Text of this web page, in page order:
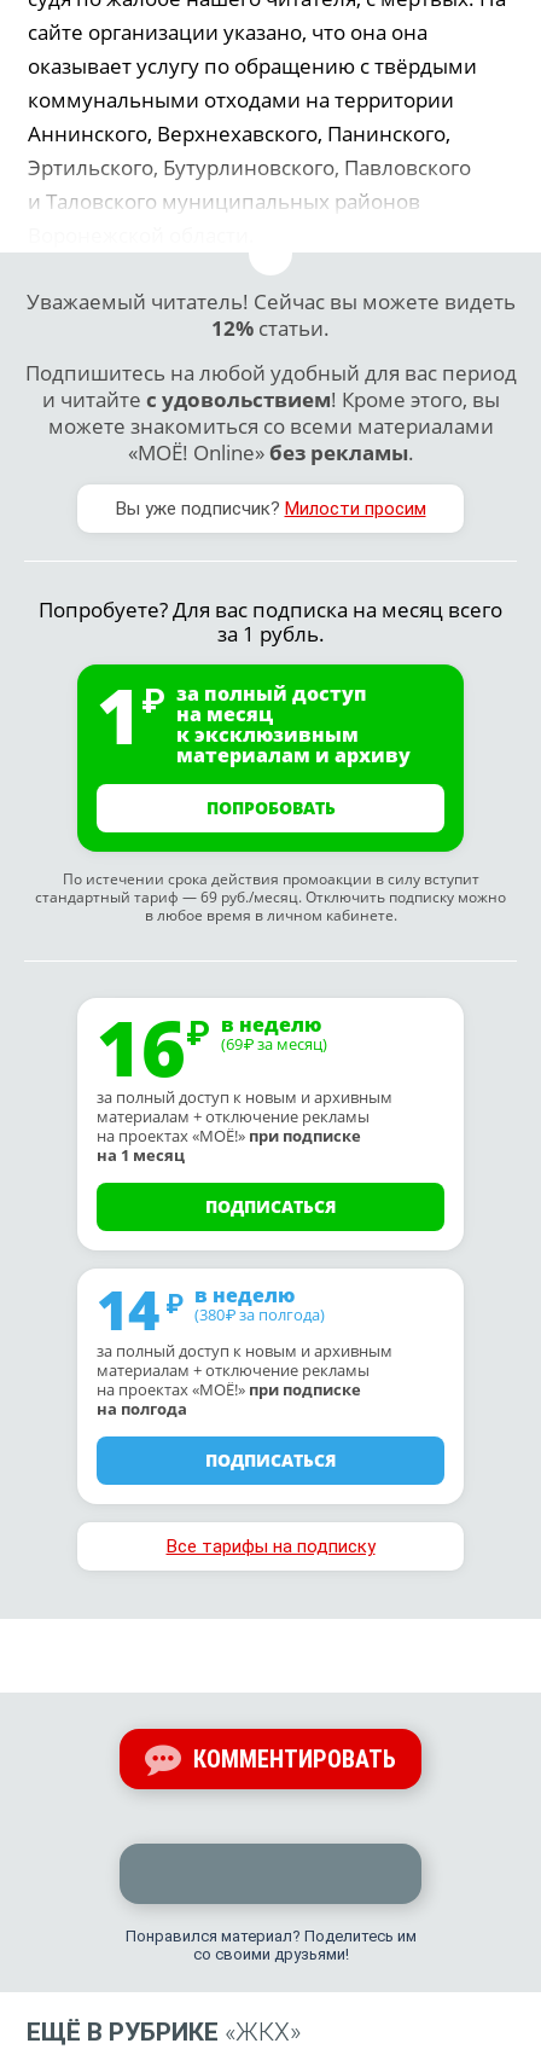
сайте организации указано, что она она
оказывает услугу по обращению с твёрдыми
коммунальными отходами на территории
Аннинского, Верхнехавского, Панинского,
Эртильского, Бутурлиновского, Павловского
и Таловского муниципальных районов
Уважаемый читатель! Сейчас вы можете видеть
12% статьи.
Подпишитесь на любой удобный для вас период
и читайте с удовольствием! Кроме этого, вы
можете знакомиться со всеми материалами
«МОЁ! Online»без рекламы.
Вы уже подписчик? Милости просим
Попробуете? Для вас подписка на месяц всего
за 1 рубль.
1 за полный доступ
на месяц
к эксклюзивным
материалам и архиву
ПОПРОБОВАТЬ
По истечении срока действия промоакции в силу вступит
стандартный тариф — 69 руб./месяц. Отключить подписку можно
в любое время в личном кабинете.
16 в неделю
(69₽ за месяц)
за полный доступ к новым и архивным
материалам + отключение рекламы
на проектах «МОЁ!» при подписке
на 1 месяц
ПОДПИСАТЬСЯ
14 в неделю
(380₽ за полгода)
за полный доступ к новым и архивным
материалам + отключение рекламы
на проектах «МОЁ!» при подписке
на полгода
ПОДПИСАТЬСЯ
Все тарифы на подписку
КОММЕНТИРОВАТЬ
Понравился материал? Поделитесь им
со своими друзьями!
ЕЩЁ В РУБРИКЕ «ЖКХ»